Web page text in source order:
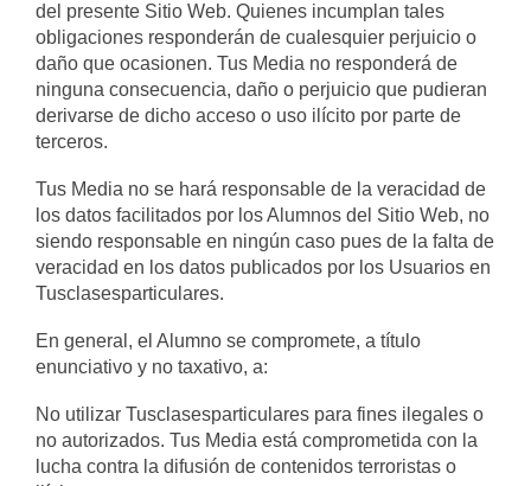
del presente Sitio Web. Quienes incumplan tales
obligaciones responderán de cualesquier perjuicio o
daño que ocasionen. Tus Media no responderá de
ninguna consecuencia, daño o perjuicio que pudieran
derivarse de dicho acceso o uso ilícito por parte de
terceros.
Tus Media no se hará responsable de la veracidad de
los datos facilitados por los Alumnos del Sitio Web, no
siendo responsable en ningún caso pues de la falta de
veracidad en los datos publicados por los Usuarios en
Tusclasesparticulares.
En general, el Alumno se compromete, a título
enunciativo y no taxativo, a:
No utilizar Tusclasesparticulares para fines ilegales o
no autorizados. Tus Media está comprometida con la
lucha contra la difusión de contenidos terroristas o